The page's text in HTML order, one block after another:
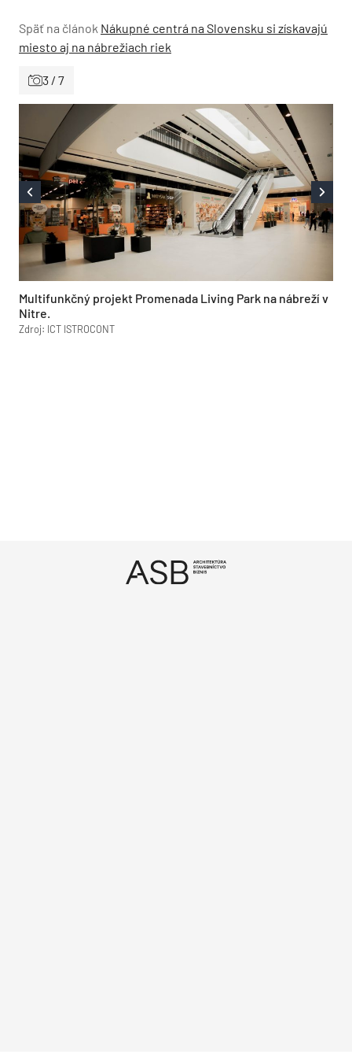
Späť na článok Nákupné centrá na Slovensku si získavajú
miesto aj na nábrežiach riek
3 / 7
Multifunkčný projekt Promenada Living Park na nábreží v
Nitre.
Zdroj: ICT ISTROCONT